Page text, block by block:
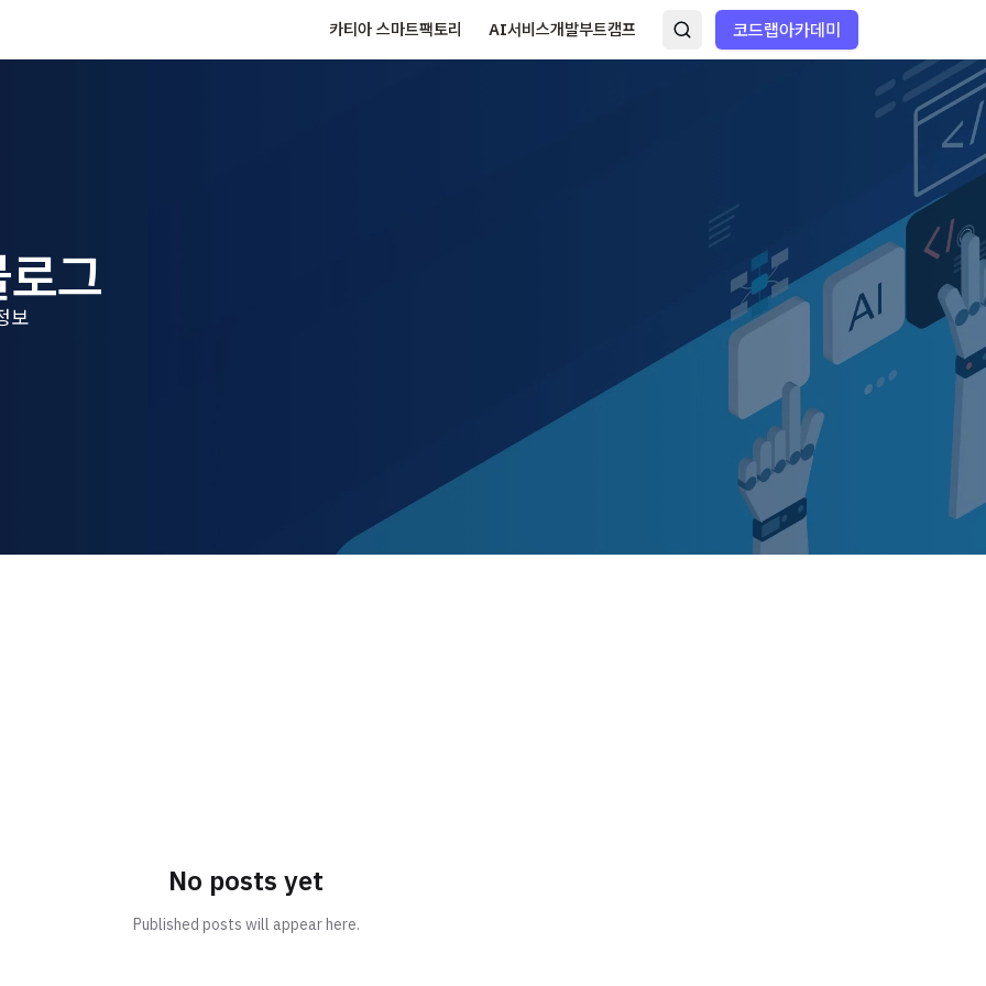
카티아 스마트팩토리 AI서비스개발부트캠프 코드랩아카데미
그
보
No posts yet
Published posts will appear here.